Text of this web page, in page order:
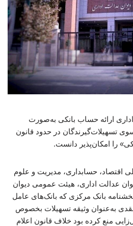
ارائه حساب بانکی به‌صورت
تسهیلات‌گیرندگان در حدود قانون
را امکان‌پذیر دانست.
اقتصاد، حسابداری، مدیریت و علوم
عدالت اداری، هیئت عمومی دیوان
بانک مرکزی که بانک‌های عامل
به‌عنوان وثیقه تسهیلات بخصوص
منع کرده بود خلاف قانون اعلام